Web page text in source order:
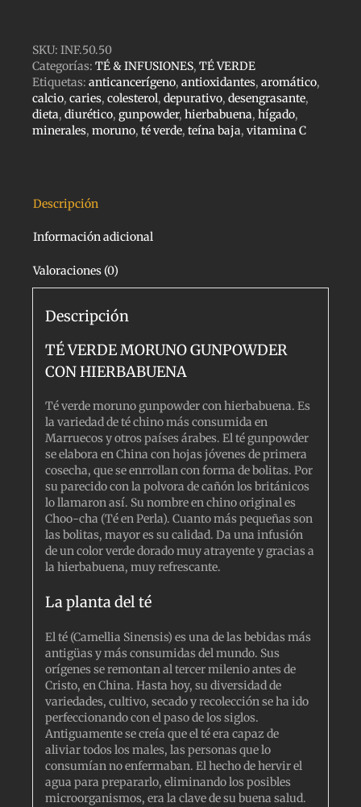
SKU: INF.50.50
Categorías: TÉ & INFUSIONES, TÉ VERDE
Etiquetas: anticancerígeno, antioxidantes, aromático,
calcio, caries, colesterol, depurativo, desengrasante,
dieta, diurético, gunpowder, hierbabuena, hígado,
minerales, moruno, té verde, teína baja, vitamina C
Descripción
Información adicional
Valoraciones (0)
Descripción
TÉ VERDE MORUNO GUNPOWDER
CON HIERBABUENA
Té verde moruno gunpowder con hierbabuena. Es
la variedad de té chino más consumida en
Marruecos y otros países árabes. El té gunpowder
se elabora en China con hojas jóvenes de primera
cosecha, que se enrrollan con forma de bolitas. Por
su parecido con la polvora de cañón los británicos
lo llamaron así. Su nombre en chino original es
Choo-cha (Té en Perla). Cuanto más pequeñas son
las bolitas, mayor es su calidad. Da una infusión
de un color verde dorado muy atrayente y gracias a
la hierbabuena, muy refrescante.
La planta del té
El té (Camellia Sinensis) es una de las bebidas más
antigüas y más consumidas del mundo. Sus
orígenes se remontan al tercer milenio antes de
Cristo, en China. Hasta hoy, su diversidad de
variedades, cultivo, secado y recolección se ha ido
perfeccionando con el paso de los siglos.
Antiguamente se creía que el té era capaz de
aliviar todos los males, las personas que lo
consumían no enfermaban. El hecho de hervir el
agua para prepararlo, eliminando los posibles
microorganismos, era la clave de su buena salud.